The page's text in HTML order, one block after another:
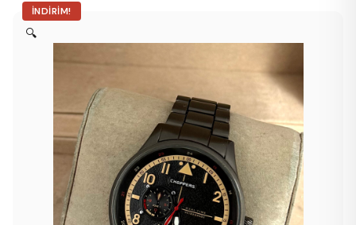
İNDIRIM!
🔍